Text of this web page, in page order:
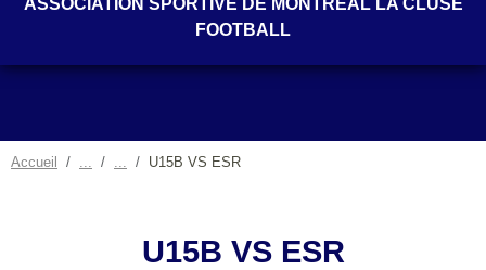
FOOTBALL
Accueil U15B VS ESR
U15B VS ESR